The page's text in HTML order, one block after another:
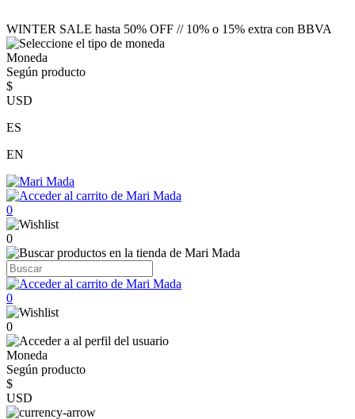
WINTER SALE hasta 50% OFF // 10% o 15% extra con BBVA
Moneda
Según producto
$
USD
ES
EN
0
0
0
0
Moneda
Según producto
$
USD